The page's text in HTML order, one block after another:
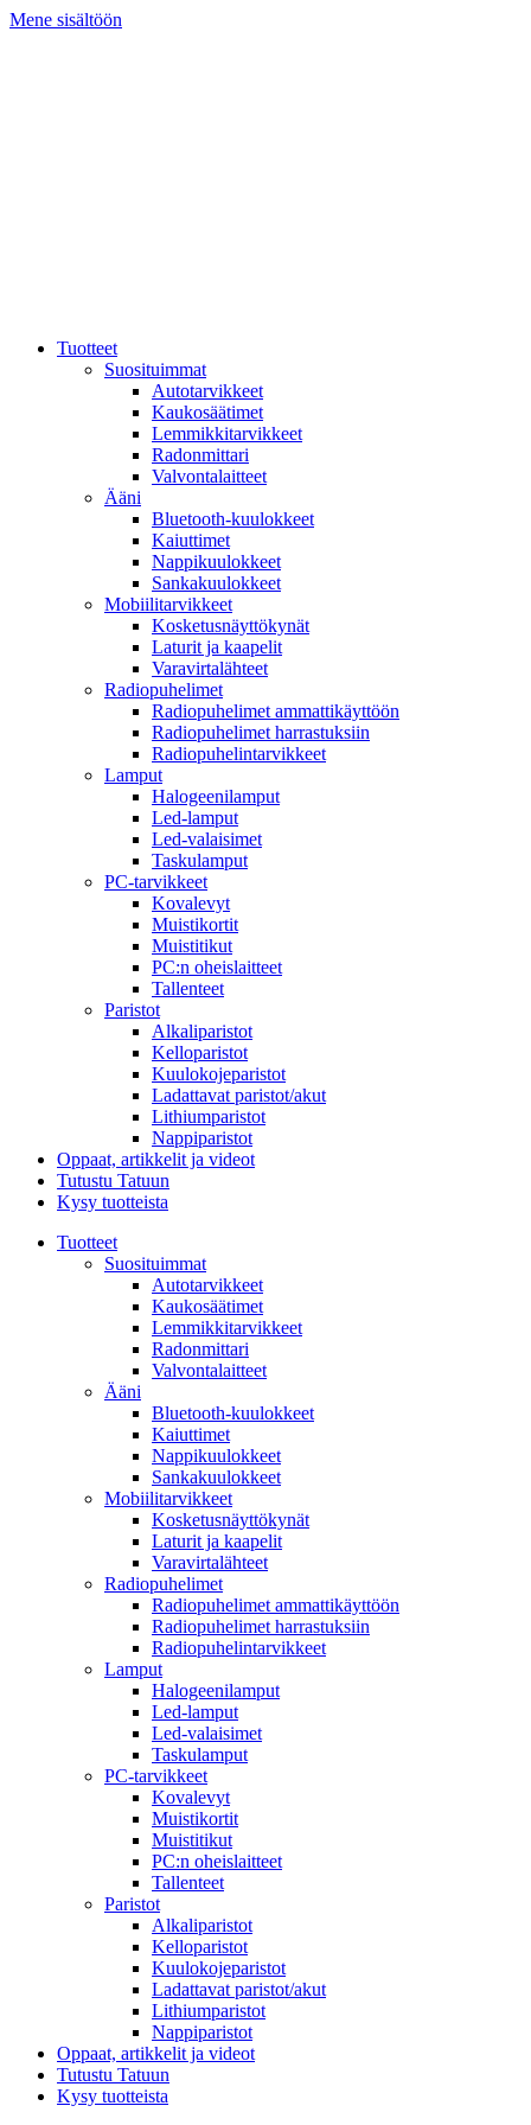
Mene sisältöön
Tuotteet
Suosituimmat
Autotarvikkeet
Kaukosäätimet
Lemmikkitarvikkeet
Radonmittari
Valvontalaitteet
Ääni
Bluetooth-kuulokkeet
Kaiuttimet
Nappikuulokkeet
Sankakuulokkeet
Mobiilitarvikkeet
Kosketusnäyttökynät
Laturit ja kaapelit
Varavirtalähteet
Radiopuhelimet
Radiopuhelimet ammattikäyttöön
Radiopuhelimet harrastuksiin
Radiopuhelintarvikkeet
Lamput
Halogeenilamput
Led-lamput
Led-valaisimet
Taskulamput
PC-tarvikkeet
Kovalevyt
Muistikortit
Muistitikut
PC:n oheislaitteet
Tallenteet
Paristot
Alkaliparistot
Kelloparistot
Kuulokojeparistot
Ladattavat paristot/akut
Lithiumparistot
Nappiparistot
Oppaat, artikkelit ja videot
Tutustu Tatuun
Kysy tuotteista
Tuotteet
Suosituimmat
Autotarvikkeet
Kaukosäätimet
Lemmikkitarvikkeet
Radonmittari
Valvontalaitteet
Ääni
Bluetooth-kuulokkeet
Kaiuttimet
Nappikuulokkeet
Sankakuulokkeet
Mobiilitarvikkeet
Kosketusnäyttökynät
Laturit ja kaapelit
Varavirtalähteet
Radiopuhelimet
Radiopuhelimet ammattikäyttöön
Radiopuhelimet harrastuksiin
Radiopuhelintarvikkeet
Lamput
Halogeenilamput
Led-lamput
Led-valaisimet
Taskulamput
PC-tarvikkeet
Kovalevyt
Muistikortit
Muistitikut
PC:n oheislaitteet
Tallenteet
Paristot
Alkaliparistot
Kelloparistot
Kuulokojeparistot
Ladattavat paristot/akut
Lithiumparistot
Nappiparistot
Oppaat, artikkelit ja videot
Tutustu Tatuun
Kysy tuotteista